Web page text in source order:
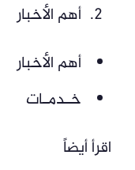
أهم الأخبار
أهم الأخبار
خـدمـات
اقرأ أيضاً